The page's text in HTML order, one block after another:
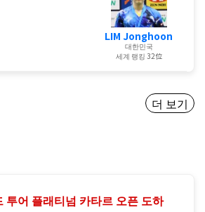
LIM Jonghoon
대한민국
세계 랭킹 32位
더 보기
투어 플래티넘 카타르 오픈 도하